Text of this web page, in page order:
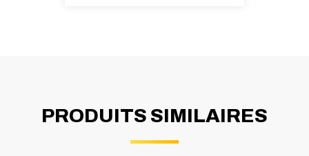
PRODUITS SIMILAIRES